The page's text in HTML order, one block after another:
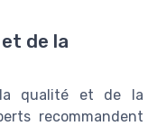
de la
qualité et de la
recommandent